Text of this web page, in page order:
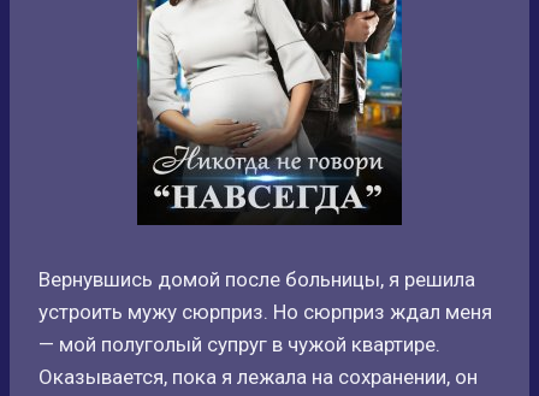
Вернувшись домой после больницы, я решила
устроить мужу сюрприз. Но сюрприз ждал меня
— мой полуголый супруг в чужой квартире.
Оказывается, пока я лежала на сохранении, он